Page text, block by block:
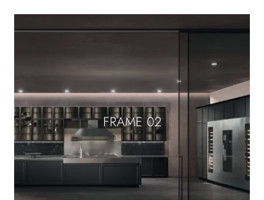
FRAME 02